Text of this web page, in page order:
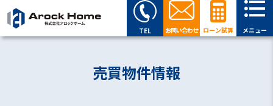
お問い合わせ ローン試算
TEL メニュー
売買物件情報